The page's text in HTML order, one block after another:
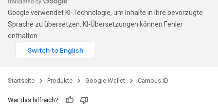
Google verwendet KI-Technologie, um Inhalte in Ihre bevorzugte
Sprache zu übersetzen. KI-Übersetzungen können Fehler
enthalten.
Startseite Produkte Google Wallet Campus ID
War das hilfreich?